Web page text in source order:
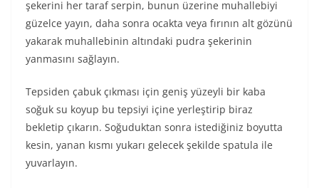
şekerini her taraf serpin, bunun üzerine muhallebiyi
güzelce yayın, daha sonra ocakta veya fırının alt gözünü
yakarak muhallebinin altındaki pudra şekerinin
yanmasını sağlayın.
Tepsiden çabuk çıkması için geniş yüzeyli bir kaba
soğuk su koyup bu tepsiyi içine yerleştirip biraz
bekletip çıkarın. Soğuduktan sonra istediğiniz boyutta
kesin, yanan kısmı yukarı gelecek şekilde spatula ile
yuvarlayın.